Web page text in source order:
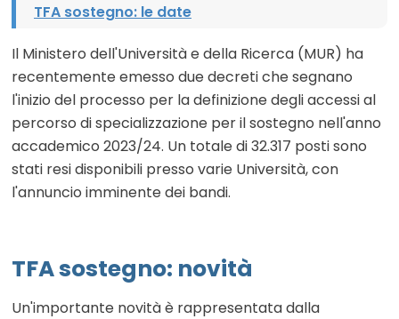
TFA sostegno: le date
Il Ministero dell'Università e della Ricerca (MUR) ha
recentemente emesso due decreti che segnano
l'inizio del processo per la definizione degli accessi al
percorso di specializzazione per il sostegno nell'anno
accademico 2023/24. Un totale di 32.317 posti sono
stati resi disponibili presso varie Università, con
l'annuncio imminente dei bandi.
TFA sostegno: novità
Un'importante novità è rappresentata dalla